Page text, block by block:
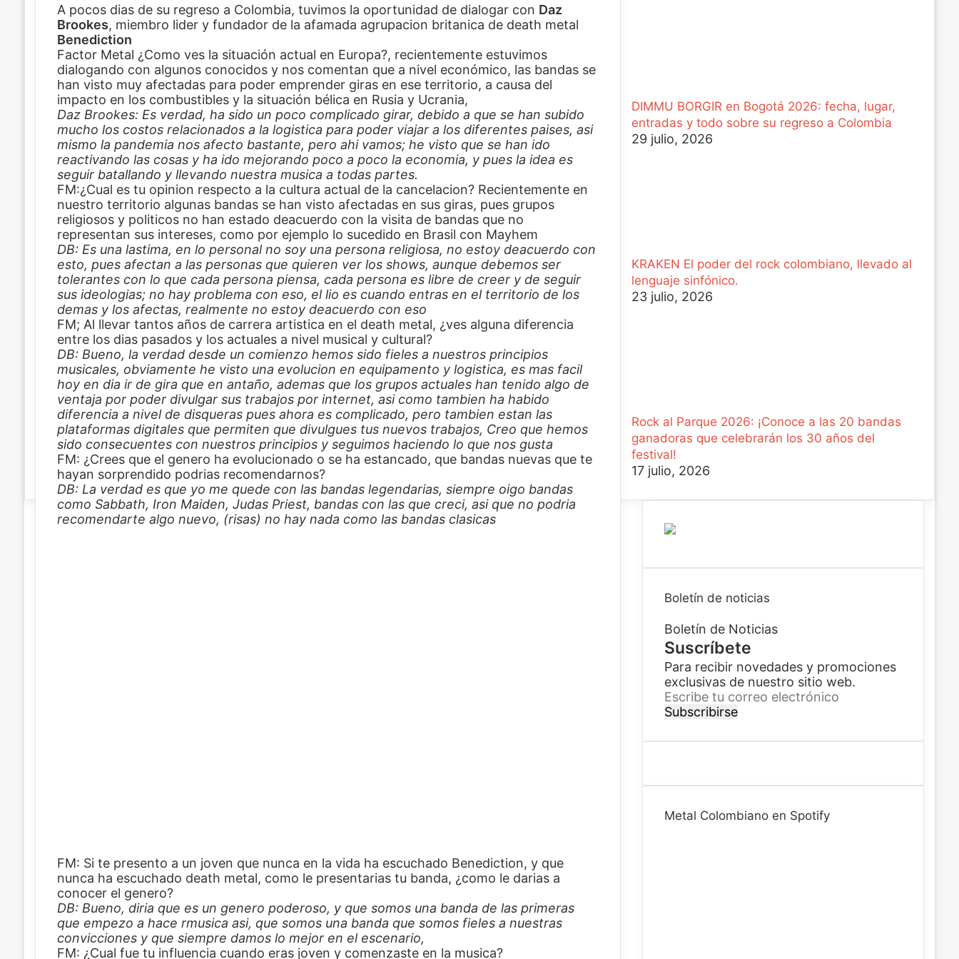
a
c
e
b
o
o
k
i
n
t
e
r
e
s
t
h
a
t
s
A
p
p
o
m
p
a
r
t
i
r
p
o
r
c
o
r
r
e
o
e
l
e
c
t
r
ó
n
i
c
o
A pocos dias de su regreso a Colombia, tuvimos la oportunidad de dialogar con Daz
Brookes, miembro lider y fundador de la afamada agrupacion britanica de death metal
Benediction
Factor Metal ¿Como ves la situación actual en Europa?, recientemente estuvimos
dialogando con algunos conocidos y nos comentan que a nivel económico, las bandas se
han visto muy afectadas para poder emprender giras en ese territorio, a causa del
impacto en los combustibles y la situación bélica en Rusia y Ucrania,
Daz Brookes: Es verdad, ha sido un poco complicado girar, debido a que se han subido
mucho los costos relacionados a la logistica para poder viajar a los diferentes paises, asi
mismo la pandemia nos afecto bastante, pero ahi vamos; he visto que se han ido
reactivando las cosas y ha ido mejorando poco a poco la economia, y pues la idea es
seguir batallando y llevando nuestra musica a todas partes.
FM:¿Cual es tu opinion respecto a la cultura actual de la cancelacion? Recientemente en
nuestro territorio algunas bandas se han visto afectadas en sus giras, pues grupos
religiosos y politicos no han estado deacuerdo con la visita de bandas que no
representan sus intereses, como por ejemplo lo sucedido en Brasil con Mayhem
DB: Es una lastima, en lo personal no soy una persona religiosa, no estoy deacuerdo con
esto, pues afectan a las personas que quieren ver los shows, aunque debemos ser
tolerantes con lo que cada persona piensa, cada persona es libre de creer y de seguir
sus ideologias; no hay problema con eso, el lio es cuando entras en el territorio de los
demas y los afectas, realmente no estoy deacuerdo con eso
FM; Al llevar tantos años de carrera artistica en el death metal, ¿ves alguna diferencia
entre los dias pasados y los actuales a nivel musical y cultural?
DB: Bueno, la verdad desde un comienzo hemos sido fieles a nuestros principios
musicales, obviamente he visto una evolucion en equipamento y logistica, es mas facil
hoy en dia ir de gira que en antaño, ademas que los grupos actuales han tenido algo de
ventaja por poder divulgar sus trabajos por internet, asi como tambien ha habido
diferencia a nivel de disqueras pues ahora es complicado, pero tambien estan las
plataformas digitales que permiten que divulgues tus nuevos trabajos, Creo que hemos
sido consecuentes con nuestros principios y seguimos haciendo lo que nos gusta
FM: ¿Crees que el genero ha evolucionado o se ha estancado, que bandas nuevas que te
hayan sorprendido podrias recomendarnos?
DB: La verdad es que yo me quede con las bandas legendarias, siempre oigo bandas
como Sabbath, Iron Maiden, Judas Priest, bandas con las que creci, asi que no podria
recomendarte algo nuevo, (risas) no hay nada como las bandas clasicas
FM: Si te presento a un joven que nunca en la vida ha escuchado Benediction, y que
nunca ha escuchado death metal, como le presentarias tu banda, ¿como le darias a
conocer el genero?
DB: Bueno, diria que es un genero poderoso, y que somos una banda de las primeras
que empezo a hace rmusica asi, que somos una banda que somos fieles a nuestras
convicciones y que siempre damos lo mejor en el escenario,
FM: ¿Cual fue tu influencia cuando eras joven y comenzaste en la musica?
DIMMU BORGIR en Bogotá 2026: fecha, lugar,
entradas y todo sobre su regreso a Colombia
29 julio, 2026
KRAKEN El poder del rock colombiano, llevado al
lenguaje sinfónico.
23 julio, 2026
Rock al Parque 2026: ¡Conoce a las 20 bandas
ganadoras que celebrarán los 30 años del
festival!
17 julio, 2026
Boletín de noticias
Boletín de Noticias
Suscríbete
Para recibir novedades y promociones
exclusivas de nuestro sitio web.
E
s
r
e
u
Metal Colombiano en Spotify